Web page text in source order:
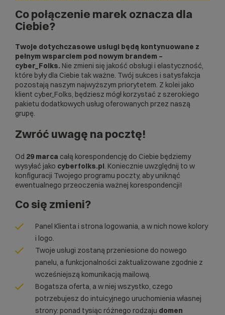
Co połączenie marek oznacza dla
Ciebie?
Twoje dotychczasowe usługi będą kontynuowane z
pełnym wsparciem pod nowym brandem –
cyber_Folks. Nie zmieni się jakość obsługi i elastyczność,
które były dla Ciebie tak ważne. Twój sukces i satysfakcja
pozostają naszym najwyższym priorytetem. Z kolei jako
klient cyber_Folks, będziesz mógł korzystać z szerokiego
pakietu dodatkowych usług oferowanych przez naszą
grupę.
Zwróć uwagę na pocztę!
Od 29 marca całą korespondencję do Ciebie będziemy
wysyłać jako cyberfolks.pl. Koniecznie uwzględnij to w
konfiguracji Twojego programu poczty, aby uniknąć
ewentualnego przeoczenia ważnej korespondencji!
Co się zmieni?
Panel Klienta i strona logowania, a w nich nowe kolory
i logo.
Twoje usługi zostaną przeniesione do nowego
panelu, a funkcjonalności zaktualizowane zgodnie z
wcześniejszą komunikacją mailową.
Bogatsza oferta, a w niej wszystko, czego
potrzebujesz do intuicyjnego uruchomienia własnej
strony: ponad tysiąc różnego rodzaju domen